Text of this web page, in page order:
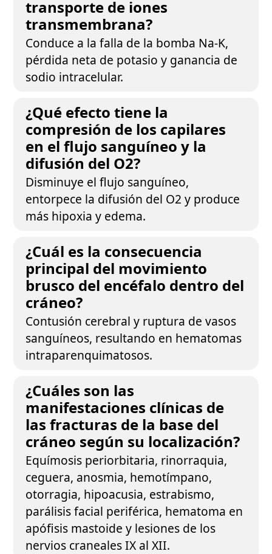
transporte de iones
transmembrana?
Conduce a la falla de la bomba Na-K,
pérdida neta de potasio y ganancia de
sodio intracelular.
¿Qué efecto tiene la
compresión de los capilares
en el flujo sanguíneo y la
difusión del O2?
Disminuye el flujo sanguíneo,
entorpece la difusión del O2 y produce
más hipoxia y edema.
¿Cuál es la consecuencia
principal del movimiento
brusco del encéfalo dentro del
cráneo?
Contusión cerebral y ruptura de vasos
sanguíneos, resultando en hematomas
intraparenquimatosos.
¿Cuáles son las
manifestaciones clínicas de
las fracturas de la base del
cráneo según su localización?
Equímosis periorbitaria, rinorraquia,
ceguera, anosmia, hemotímpano,
otorragia, hipoacusia, estrabismo,
parálisis facial periférica, hematoma en
apófisis mastoide y lesiones de los
nervios craneales IX al XII.